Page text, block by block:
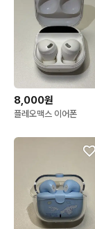
8,000원
플레오맥스 이어폰